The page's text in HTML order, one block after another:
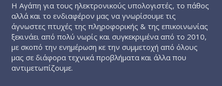
Η Αγάπη για τους ηλεκτρονικούς υπολογιστές, το πάθος
αλλά και το ενδιαφέρον μας να γνωρίσουμε τις
άγνωστες πτυχές της πληροφορικής & της επικοινωνίας
ξεκινάει από πολύ νωρίς και συγκεκριμένα από το 2010,
με σκοπό την ενημέρωση κε την συμμετοχή από όλους
μας σε διάφορα τεχνικά προβλήματα και άλλα που
αντιμετωπίζουμε.